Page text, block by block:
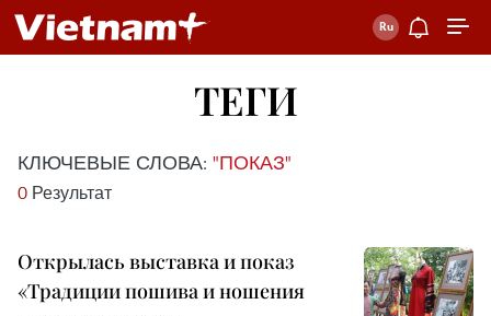
ТЕГИ
КЛЮЧЕВЫЕ СЛОВА: "ПОКАЗ"
0 Результат
Открылась выставка и показ
«Традиции пошива и ношения